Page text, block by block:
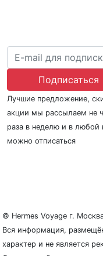
© Hermes Voyage г.
Вся информация,
характер и не является
Подписаться
Лучшие предложение,
акции мы рассылаем не
раза в неделю и в любой
можно отписаться